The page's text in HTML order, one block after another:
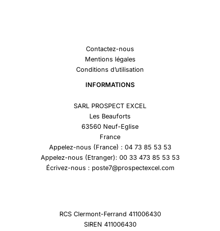
Contactez-nous
Mentions légales
Conditions d’utilisation
INFORMATIONS
SARL PROSPECT EXCEL
Les Beauforts
63560 Neuf-Eglise
France
Appelez-nous (France) : 04 73 85 53 53
Appelez-nous (Etranger): 00 33 473 85 53 53
Écrivez-nous : poste7@prospectexcel.com
RCS Clermont-Ferrand 411006430
SIREN 411006430